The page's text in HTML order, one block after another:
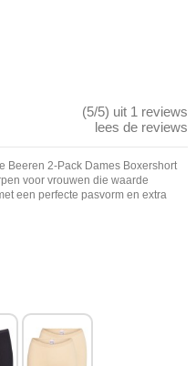
(5/5) uit 1 reviews
lees de reviews
Beeren 2-Pack Dames Boxershort
voor vrouwen die waarde
een perfecte pasvorm en extra